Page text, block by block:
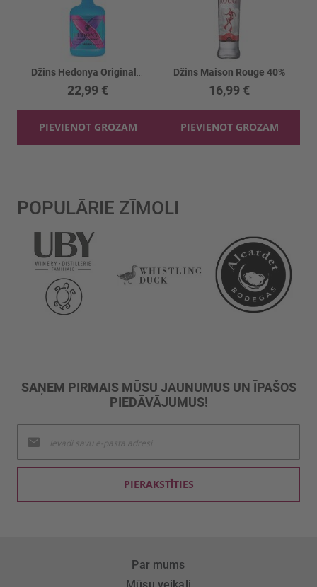
22,99 €
PIEVIENOT GROZAM
Džins Maison Rouge 40%
16,99 €
PIEVIENOT GROZAM
POPULĀRIE ZĪMOLI
SAŅEM PIRMAIS MŪSU JAUNUMUS UN ĪPAŠOS
PIEDĀVĀJUMUS!
jaunumu
saņemšanai:
PIERAKSTĪTIES
Par mums